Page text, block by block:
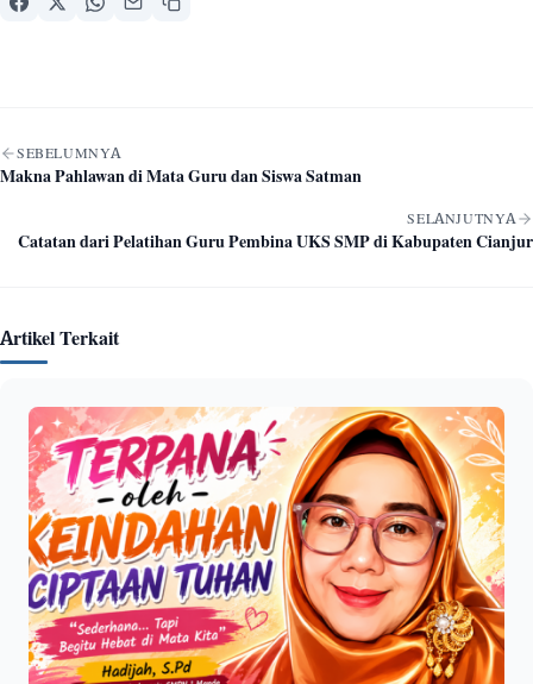
Navigasi artikel
SEBELUMNYA
Makna Pahlawan di Mata Guru dan Siswa Satman
SELANJUTNYA
Catatan dari Pelatihan Guru Pembina UKS SMP di Kabupaten Cianjur
Artikel Terkait